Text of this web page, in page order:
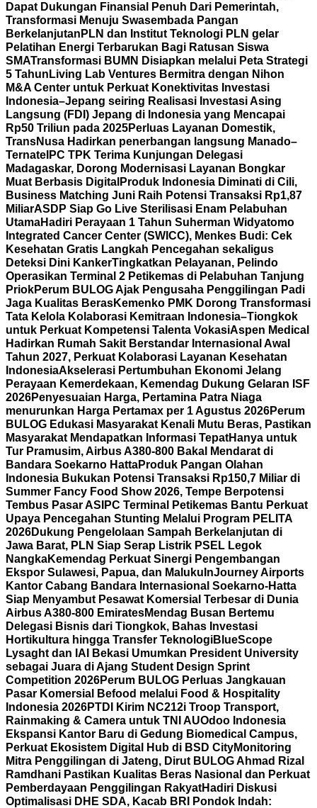
Dapat Dukungan Finansial Penuh Dari Pemerintah,
Transformasi Menuju Swasembada Pangan
Berkelanjutan PLN dan Institut Teknologi PLN gelar
Pelatihan Energi Terbarukan Bagi Ratusan Siswa
SMATransformasi BUMN Disiapkan melalui Peta Strategi
5 Tahun Living Lab Ventures Bermitra dengan Nihon
M&A Center untuk Perkuat Konektivitas Investasi
Indonesia–Jepang seiring Realisasi Investasi Asing
Langsung (FDI) Jepang di Indonesia yang Mencapai
Rp50 Triliun pada 2025Perluas Layanan Domestik,
TransNusa Hadirkan penerbangan langsung Manado–
Ternate IPC TPK Terima Kunjungan Delegasi
Madagaskar, Dorong Modernisasi Layanan Bongkar
Muat Berbasis Digital Produk Indonesia Diminati di Cili,
Business Matching Juni Raih Potensi Transaksi Rp1,87
MiliarASDP Siap Go Live Sterilisasi Enam Pelabuhan
UtamaHadiri Perayaan 1 Tahun Suherman Widyatomo
Integrated Cancer Center (SWICC), Menkes Budi: Cek
Kesehatan Gratis Langkah Pencegahan sekaligus
Deteksi Dini KankerTingkatkan Pelayanan, Pelindo
Operasikan Terminal 2 Petikemas di Pelabuhan Tanjung
PriokPerum BULOG Ajak Pengusaha Penggilingan Padi
Jaga Kualitas BerasKemenko PMK Dorong Transformasi
Tata Kelola Kolaborasi Kemitraan Indonesia–Tiongkok
untuk Perkuat Kompetensi Talenta VokasiAspen Medical
Hadirkan Rumah Sakit Berstandar Internasional Awal
Tahun 2027, Perkuat Kolaborasi Layanan Kesehatan
IndonesiaAkselerasi Pertumbuhan Ekonomi Jelang
Perayaan Kemerdekaan, Kemendag Dukung Gelaran ISF
2026Penyesuaian Harga, Pertamina Patra Niaga
menurunkan Harga Pertamax per 1 Agustus 2026Perum
BULOG Edukasi Masyarakat Kenali Mutu Beras, Pastikan
Masyarakat Mendapatkan Informasi TepatHanya untuk
Tur Pramusim, Airbus A380-800 Bakal Mendarat di
Bandara Soekarno HattaProduk Pangan Olahan
Indonesia Bukukan Potensi Transaksi Rp150,7 Miliar di
Summer Fancy Food Show 2026, Tempe Berpotensi
Tembus Pasar AS IPC Terminal Petikemas Bantu Perkuat
Upaya Pencegahan Stunting Melalui Program PELITA
2026Dukung Pengelolaan Sampah Berkelanjutan di
Jawa Barat, PLN Siap Serap Listrik PSEL Legok
NangkaKemendag Perkuat Sinergi Pengembangan
Ekspor Sulawesi, Papua, dan Maluku InJourney Airports
Kantor Cabang Bandara Internasional Soekarno-Hatta
Siap Menyambut Pesawat Komersial Terbesar di Dunia
Airbus A380-800 EmiratesMendag Busan Bertemu
Delegasi Bisnis dari Tiongkok, Bahas Investasi
Hortikultura hingga Transfer TeknologiBlueScope
Lysaght dan IAI Bekasi Umumkan President University
sebagai Juara di Ajang Student Design Sprint
Competition 2026Perum BULOG Perluas Jangkauan
Pasar Komersial Befood melalui Food & Hospitality
Indonesia 2026PTDI Kirim NC212i Troop Transport,
Rainmaking & Camera untuk TNI AUOdoo Indonesia
Ekspansi Kantor Baru di Gedung Biomedical Campus,
Perkuat Ekosistem Digital Hub di BSD CityMonitoring
Mitra Penggilingan di Jateng, Dirut BULOG Ahmad Rizal
Ramdhani Pastikan Kualitas Beras Nasional dan Perkuat
Pemberdayaan Penggilingan RakyatHadiri Diskusi
Optimalisasi DHE SDA, Kacab BRI Pondok Indah: